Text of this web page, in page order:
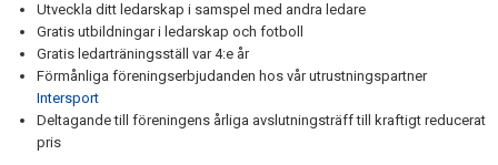
Utveckla ditt ledarskap i samspel med andra ledare
Gratis utbildningar i ledarskap och fotboll
Gratis ledarträningsställ var 4:e år
Förmånliga föreningserbjudanden hos vår utrustningspartner
Intersport
Deltagande till föreningens årliga avslutningsträff till kraftigt reducerat
pris